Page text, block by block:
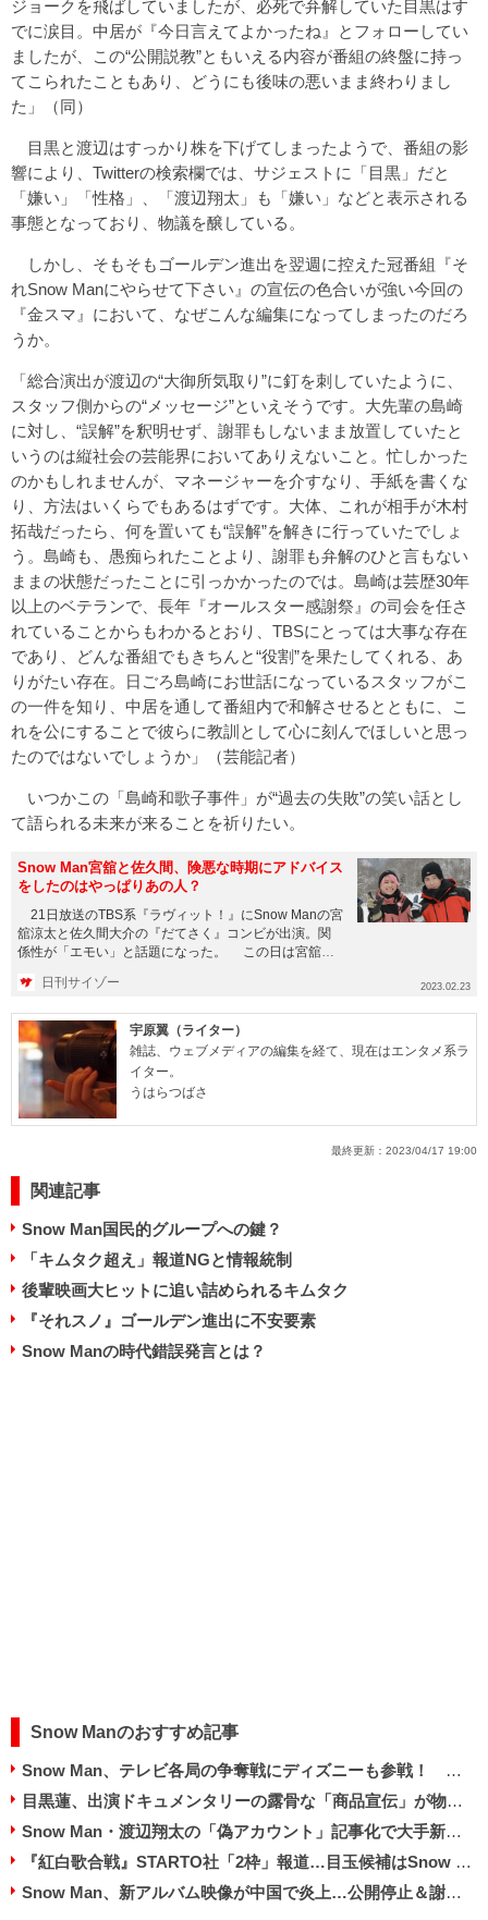
ジョークを飛ばしていましたが、必死で弁解していた目黒はす
でに涙目。中居が『今日言えてよかったね』とフォローしてい
ましたが、この“公開説教”ともいえる内容が番組の終盤に持っ
てこられたこともあり、どうにも後味の悪いまま終わりまし
た」（同）
目黒と渡辺はすっかり株を下げてしまったようで、番組の影
響により、Twitterの検索欄では、サジェストに「目黒」だと
「嫌い」「性格」、「渡辺翔太」も「嫌い」などと表示される
事態となっており、物議を醸している。
しかし、そもそもゴールデン進出を翌週に控えた冠番組『そ
れSnow Manにやらせて下さい』の宣伝の色合いが強い今回の
『金スマ』において、なぜこんな編集になってしまったのだろ
うか。
「総合演出が渡辺の“大御所気取り”に釘を刺していたように、
スタッフ側からの“メッセージ”といえそうです。大先輩の島崎
に対し、“誤解”を釈明せず、謝罪もしないまま放置していたと
いうのは縦社会の芸能界においてありえないこと。忙しかった
のかもしれませんが、マネージャーを介すなり、手紙を書くな
り、方法はいくらでもあるはずです。大体、これが相手が木村
拓哉だったら、何を置いても“誤解”を解きに行っていたでしょ
う。島崎も、愚痴られたことより、謝罪も弁解のひと言もない
ままの状態だったことに引っかかったのでは。島崎は芸歴30年
以上のベテランで、長年『オールスター感謝祭』の司会を任さ
れていることからもわかるとおり、TBSにとっては大事な存在
であり、どんな番組でもきちんと“役割”を果たしてくれる、あ
りがたい存在。日ごろ島崎にお世話になっているスタッフがこ
の一件を知り、中居を通して番組内で和解させるとともに、こ
れを公にすることで彼らに教訓として心に刻んでほしいと思っ
たのではないでしょうか」（芸能記者）
いつかこの「島崎和歌子事件」が“過去の失敗”の笑い話とし
て語られる未来が来ることを祈りたい。
Snow Man宮舘と佐久間、険悪な時期にアドバイス
をしたのはやっぱりあの人？
21日放送のTBS系『ラヴィット！』にSnow Manの宮
舘涼太と佐久間大介の『だてさく』コンビが出演。関
係性が「エモい」と話題になった。 この日は宮舘と
日刊サイゾー 2023.02.23
宇原翼（ライター）
雑誌、ウェブメディアの編集を経て、現在はエンタメ系ラ
イター。
うはらつばさ
最終更新： 2023/04/17 19:00
関連記事
Snow Man国民的グループへの鍵？
「キムタク超え」報道NGと情報統制
後輩映画大ヒットに追い詰められるキムタク
『それスノ』ゴールデン進出に不安要素
Snow Manの時代錯誤発言とは？
Snow Manのおすすめ記事
Snow Man、テレビ各局の争奪戦にディズニーも参戦！ 『紅白』フラれたNHKは“脱落”状態
目黒蓮、出演ドキュメンタリーの露骨な「商品宣伝」が物議…「青汁の宣伝番組と同じ」の声も
Snow Man・渡辺翔太の「偽アカウント」記事化で大手新聞が謝罪…佐久間大介はファンに注意喚起
『紅白歌合戦』STARTO社「2枠」報道…目玉候補はSnow Man＆キンプリも難航の気配
Snow Man、新アルバム映像が中国で炎上…公開停止＆謝罪もSTARTO社のアジア戦略狂う恐れ